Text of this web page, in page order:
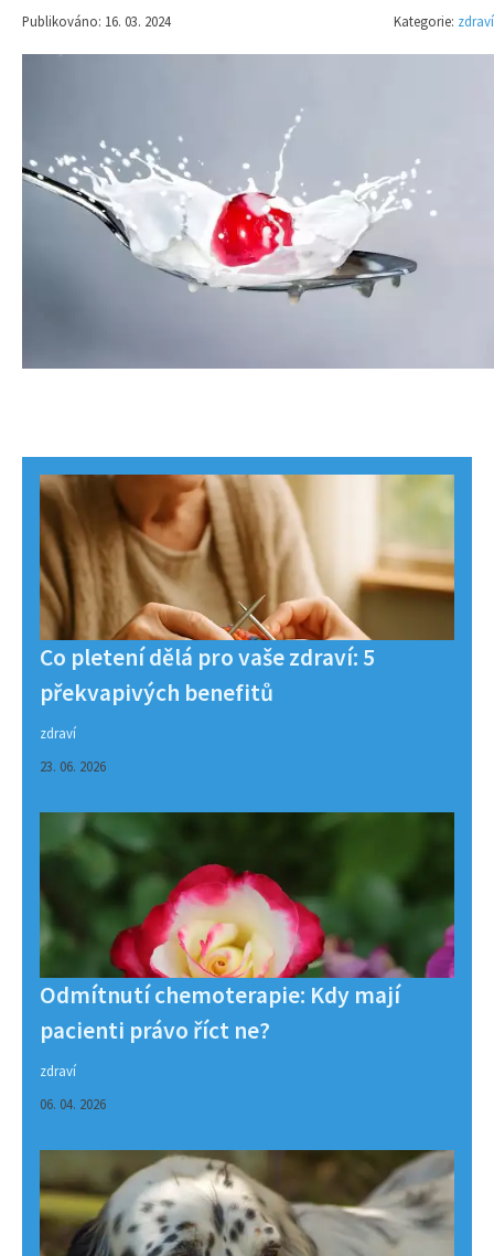
Publikováno: 16. 03. 2024 Kategorie: zdraví
Co pletení dělá pro vaše zdraví: 5
překvapivých benefitů
zdraví
23. 06. 2026
Odmítnutí chemoterapie: Kdy mají
pacienti právo říct ne?
zdraví
06. 04. 2026